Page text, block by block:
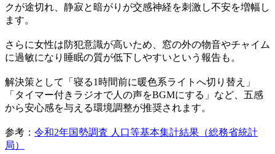
クが途切れ、静寂と暗がりが交感神経を刺激し不安を増幅し
ます。
さらに女性は防犯意識が高いため、窓の外の物音やチャイム
に過敏になり睡眠の質が低下しやすいという報告も。
解決策として「寝る1時間前に暖色系ライトへ切り替え」
「タイマー付きラジオで人の声をBGMにする」など、五感
から安心感を与える環境調整が推奨されます。
参考： 令和2年国勢調査 人口等基本集計結果（総務省統計
局）